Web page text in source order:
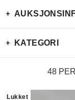
KATEGORI
48
Lukket